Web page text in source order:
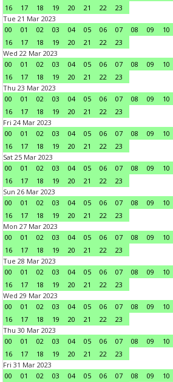
16
17 18 19 20 21 22
23
Tue 21 Mar 2023
00
01 02 03 04 05 06 07 08 09 10
16
17 18 19 20 21 22
23
Wed 22 Mar 2023
00
01 02 03 04 05 06 07 08 09 10
16
17 18 19 20 21 22
23
Thu 23 Mar 2023
00
01 02 03 04 05 06 07 08 09 10
16
17 18 19 20 21 22
23
Fri 24 Mar 2023
00
01 02 03 04 05 06 07 08 09 10
16
17 18 19 20 21 22
23
Sat 25 Mar 2023
00
01 02 03 04 05 06 07 08 09 10
16
17 18 19 20 21 22
23
Sun 26 Mar 2023
00
01 02 03 04 05 06 07 08 09 10
16
17 18 19 20 21 22
23
Mon 27 Mar 2023
00
01 02 03 04 05 06 07 08 09 10
16
17 18 19 20 21 22
23
Tue 28 Mar 2023
00
01 02 03 04 05 06 07 08 09 10
16
17 18 19 20 21 22
23
Wed 29 Mar 2023
00
01 02 03 04 05 06 07 08 09 10
16
17 18 19 20 21 22
23
Thu 30 Mar 2023
00
01 02 03 04 05 06 07 08 09 10
16
17 18 19 20 21 22
23
Fri 31 Mar 2023
00
01 02 03 04 05 06 07 08 09 10